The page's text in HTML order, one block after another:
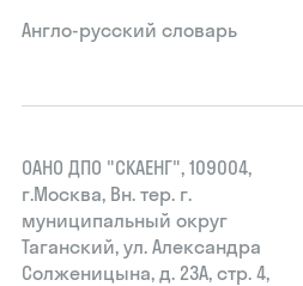
Англо-русский словарь
ОАНО ДПО "СКАЕНГ", 109004,
г.Москва, Вн. тер. г.
муниципальный округ
Таганский, ул. Александра
Солженицына, д. 23А, стр. 4,